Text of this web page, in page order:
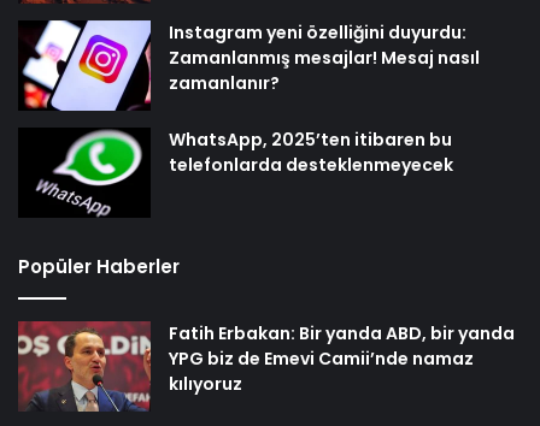
Instagram yeni özelliğini duyurdu:
Zamanlanmış mesajlar! Mesaj nasıl
zamanlanır?
WhatsApp, 2025’ten itibaren bu
telefonlarda desteklenmeyecek
Popüler Haberler
Fatih Erbakan: Bir yanda ABD, bir yanda
YPG biz de Emevi Camii’nde namaz
kılıyoruz